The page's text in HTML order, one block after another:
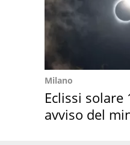
Milano
Eclissi solare
avviso del